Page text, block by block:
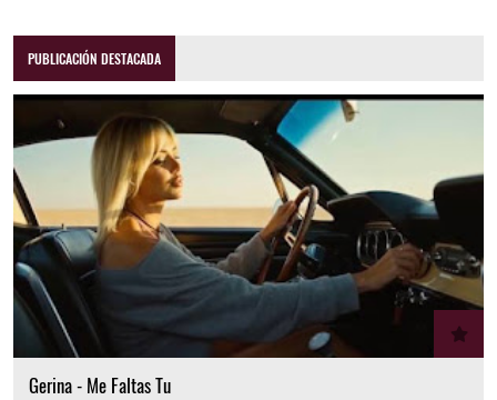
PUBLICACIÓN DESTACADA
Gerina - Me Faltas Tu